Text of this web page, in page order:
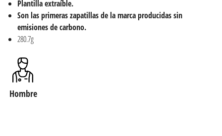
Plantilla extraíble.
Son las primeras zapatillas de la marca producidas sin
emisiones de carbono.
280.7g
Hombre